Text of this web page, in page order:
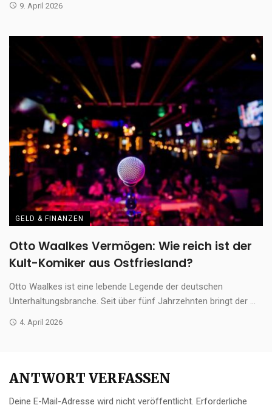
9. April 2026
GELD & FINANZEN
Otto Waalkes Vermögen: Wie reich ist der
Kult-Komiker aus Ostfriesland?
Otto Waalkes ist eine lebende Legende der deutschen
Unterhaltungsbranche. Seit über fünf Jahrzehnten bringt der ...
4. April 2026
ANTWORT VERFASSEN
Deine E-Mail-Adresse wird nicht veröffentlicht. Erforderliche